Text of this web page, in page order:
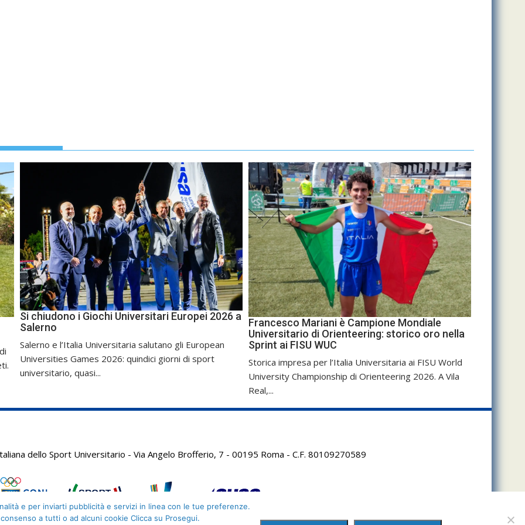
Si chiudono i Giochi Universitari Europei 2026 a
Salerno
Salerno e l’Italia Universitaria salutano gli European
Universities Games 2026: quindici giorni di sport
universitario, quasi...
Francesco Mariani è Campione Mondiale
Universitario di Orienteering: storico oro nella
Sprint ai FISU WUC
Storica impresa per l’Italia Universitaria ai FISU World
University Championship di Orienteering 2026. A Vila
Real,...
dello Sport Universitario - Via Angelo Brofferio, 7 - 00195 Roma - C.F. 80109270589
e per inviarti pubblicità e servizi in linea con le tue preferenze.
a tutti o ad alcuni cookie Clicca su Prosegui.